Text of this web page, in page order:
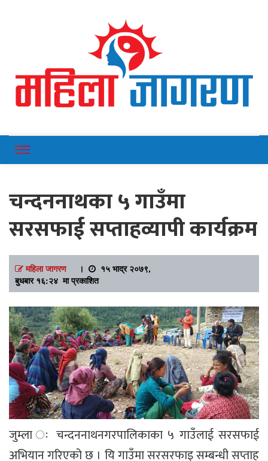
Mahilajagaran
चन्दननाथका ५ गाउँमा
सरसफाई सप्ताहव्यापी कार्यक्रम
महिला जागरण।
१५ भाद्र २०७९,
बुधबार १६:२४ मा प्रकाशित
जुम्ला ः चन्दननाथनगरपालिकाका ५ गाउँलाई सरसफाई
अभियान गरिएको छ । यि गाउँमा सरसरफाइ सम्बन्धी सप्ताह